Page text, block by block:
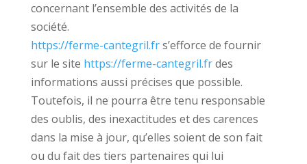
concernant l’ensemble des activités de la
société.
https://ferme-cantegril.frs’efforce de fournir
sur le site https://ferme-cantegril.frdes
informations aussi précises que possible.
Toutefois, il ne pourra être tenu responsable
des oublis, des inexactitudes et des carences
dans la mise à jour, qu’elles soient de son fait
ou du fait des tiers partenaires qui lui